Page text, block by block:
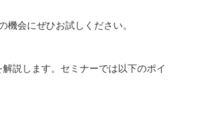
会にぜひお試しください。
説します。セミナーでは以下のポイ